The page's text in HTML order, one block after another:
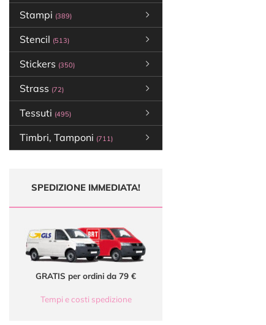
Stampi (389)
Stencil (513)
Stickers (350)
Strass (72)
Tessuti (495)
Timbri, Tamponi (711)
SPEDIZIONE IMMEDIATA!
GRATIS per ordini da 79 €
Tempi e costi spedizione